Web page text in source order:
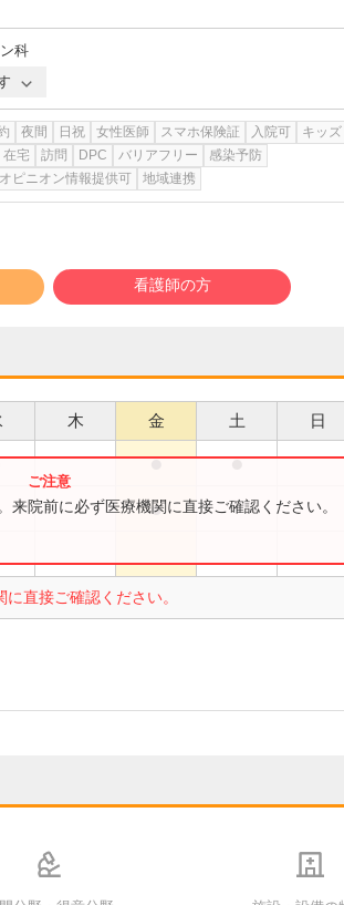
科
夜間 日祝 女性医師 スマホ保険証 入院可 キッズ
在宅 訪問 DPC バリアフリー
感染予防
ピニオン情報提供可 地域連携
看護師の方
木 金 土 日
● ●
●
直接ご確認ください。
院前に必ず医療機関に直接ご確認ください。